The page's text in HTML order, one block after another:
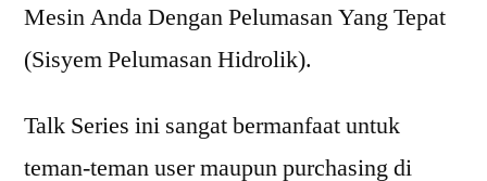
Mesin Anda Dengan Pelumasan Yang Tepat
(Sisyem Pelumasan Hidrolik).
Talk Series ini sangat bermanfaat untuk
teman-teman user maupun purchasing di